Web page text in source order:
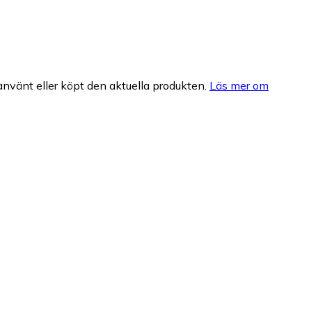
eller köpt den aktuella produkten. Läs mer om